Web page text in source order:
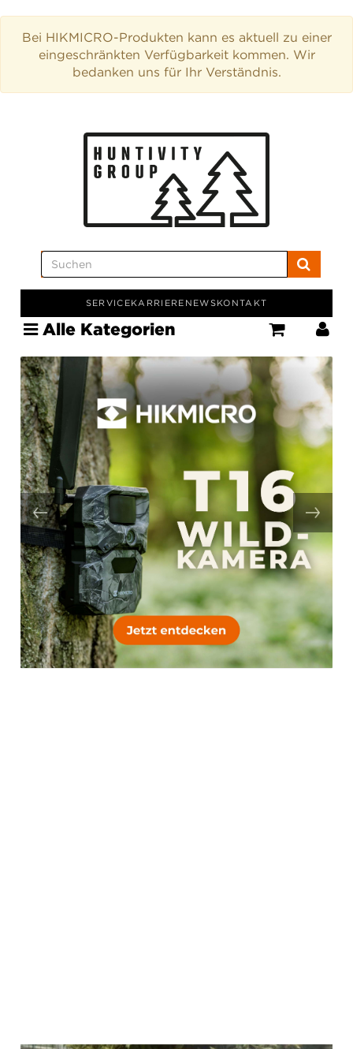
Bei HIKMICRO-Produkten kann es aktuell zu einer
eingeschränkten Verfügbarkeit kommen. Wir
bedanken uns für Ihr Verständnis.
SERVICEKARRIERE NEWSKONTAKT
Alle Kategorien